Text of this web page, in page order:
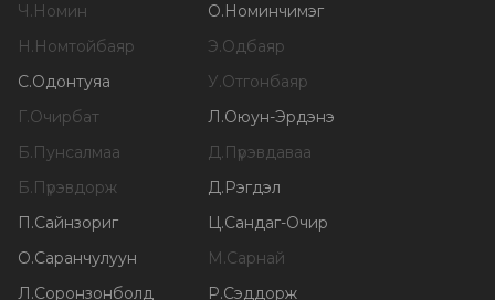
Ч . Номин О. Номинчимэг
Н . Номтойбаяр Э.Одбаяр
С.Одонтуяа У.Отгонбаяр
Г.Очирбат Л .Оюун-Эрдэнэ
Б. Пунсалмаа Д. Пүрэвдаваа
Б. Пүрэвдорж Д. Рэгдэл
П .Сайнзориг Ц.Сандаг-Очир
О.Саранчулуун М .Сарнай
Л .Соронзонболд Р.Сэддорж